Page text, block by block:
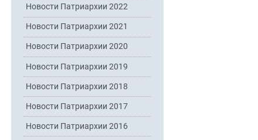
Новости Патриархии 2022
Новости Патриархии 2021
Новости Патриархии 2020
Новости Патриархии 2019
Новости Патриархии 2018
Новости Патриархии 2017
Новости Патриархии 2016